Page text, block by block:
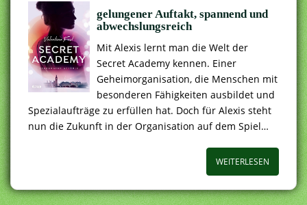
gelungener Auftakt, spannend und
abwechslungsreich
Mit Alexis lernt man die Welt der
Secret Academy kennen. Einer
Geheimorganisation, die Menschen mit
besonderen Fähigkeiten ausbildet und
Spezialaufträge zu erfüllen hat. Doch für Alexis steht
nun die Zukunft in der Organisation auf dem Spiel…
WEITERLESEN